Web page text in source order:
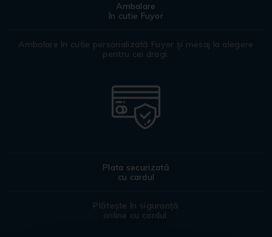
Ambalare
în cutie Fuyor
Ambalare în cutie personalizată Fuyor și mesaj la alegere
pentru cei dragi.
Plata securizată
cu cardul
Plătește în siguranță
online cu cardul.